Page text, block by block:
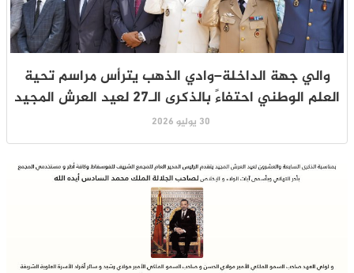
والي جهة الداخلة–وادي الذهب يترأس مراسم تحية
العلم الوطني احتفاءً بالذكرى الـ27 لعيد العرش المجيد
30 يوليو 2026